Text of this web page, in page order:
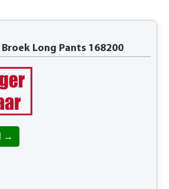
Broek Long Pants 168200
→